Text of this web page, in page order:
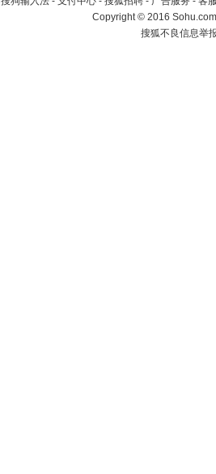
Copyright©2016
搜狐不良信息举